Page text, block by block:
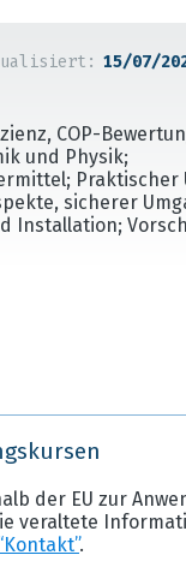
15/07/
COP-
und Physik;
Praktischer
sicherer
Installation;
der EU zur
veraltete
.